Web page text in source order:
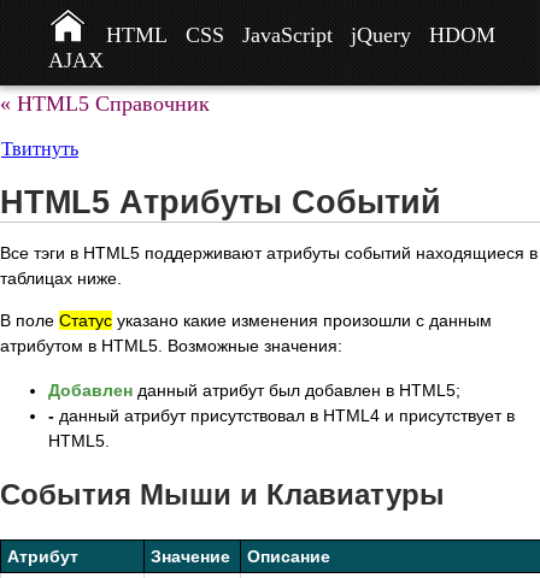
HTML CSS JavaScript jQuery
HDOM
AJAX
« HTML5 Справочник
Твитнуть
HTML5 Атрибуты Событий
Все тэги в HTML5 поддерживают атрибуты событий находящиеся в
таблицах ниже.
В поле Статус указано какие изменения произошли с данным
атрибутом в HTML5. Возможные значения:
Добавлен данный атрибут был добавлен в HTML5;
- данный атрибут присутствовал в HTML4 и присутствует в
HTML5.
События Мыши и Клавиатуры
Атрибут Значение Описание